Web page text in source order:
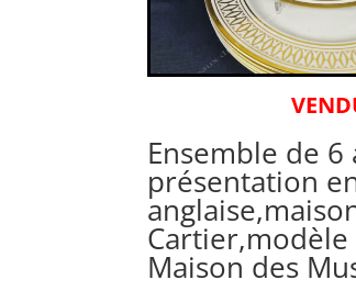
Ensemble de 6
présentation
Cartier,modèle
Maison des